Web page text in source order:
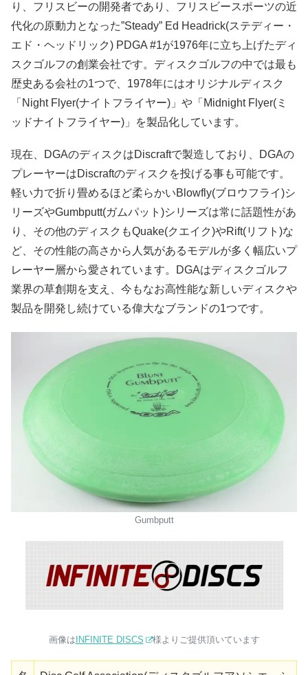
り、フリスビーの開発者であり、フリスビースポーツの近
代化の原動力となった”Steady” Ed Headrick(ステディー・
エド・ヘッドリック) PDGA #1が1976年に立ち上げたディ
スクゴルフの創業会社です。ディスクゴルフの中では最も
歴史ある会社の1つで、1978年にはオリジナルディスク
「Night Flyer(ナイトフライヤー)」や「Midnight Flyer(ミ
ッドナイトフライヤー)」を製品化しています。
現在、DGAのディスクはDiscraftで製造しており、DGAの
プレーヤーはDiscraftのディスクを投げる事も可能です。
軽い力で折り畳めるほど柔らかいBlowfly(ブロウフライ)シ
リーズやGumbputt(ガムパット)シリーズは常に話題性があ
り、その他のディスクもQuake(クエイク)やRift(リフト)な
ど、その性能の高さから人気があるモデルが多く幅広いプ
レーヤー層から愛されています。DGAはディスクゴルフ
業界の草創期を支え、今もなお高性能な新しいディスクや
製品を開発し続けている偉大なブランドの1つです。
Gumbputt
画像は INFINITE DISCS 様よりご提供頂いています